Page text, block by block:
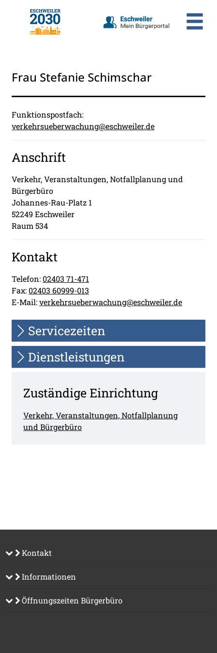
Zum Hauptinhalt springen
Frau Stefanie Schimschar
Beschreibung
Funktionspostfach:
verkehrsueberwachung@eschweiler.de
Anschrift
Verkehr, Veranstaltungen, Notfallplanung und
Bürgerbüro
Johannes-Rau-Platz 1
52249 Eschweiler
Raum 534
Kontakt
Telefon: 02403 71-471
Fax: 02403 60999-013
E-Mail:verkehrsueberwachung@eschweiler.de
Servicezeiten
Dienstleistungen
Zuständige Einrichtung
Verkehr, Veranstaltungen, Notfallplanung
und Bürgerbüro
Kontakt
Informationen
Öffnungszeiten Bürgerbüro